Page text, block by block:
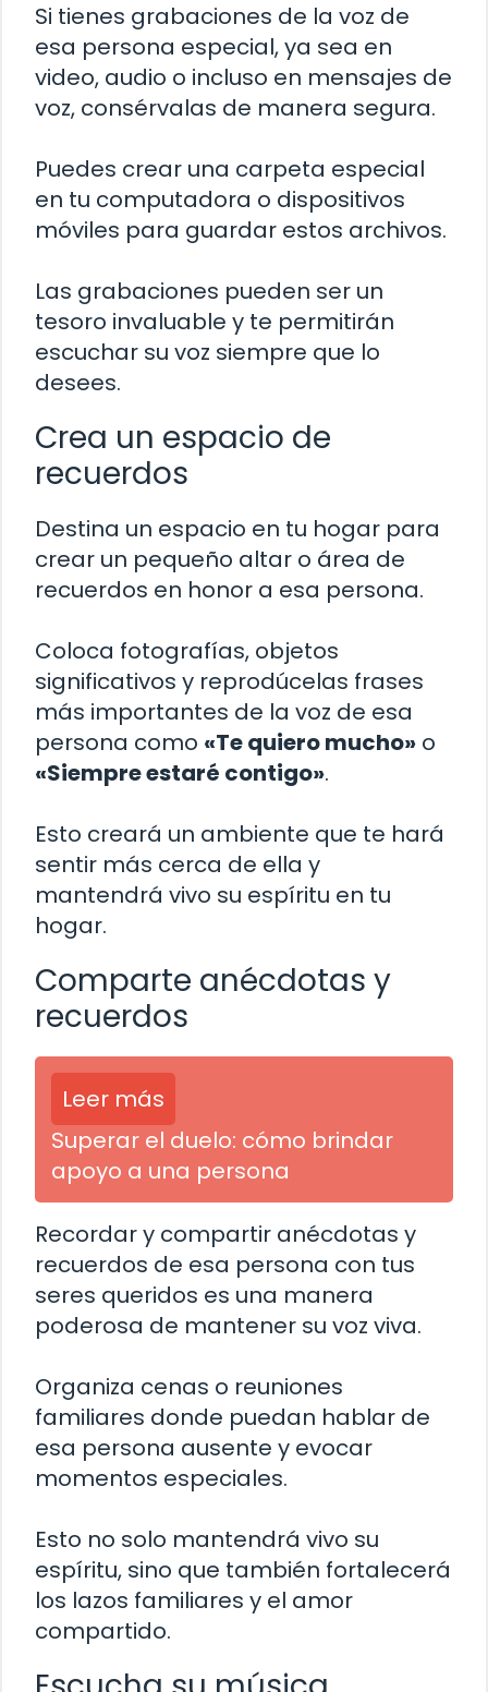
Si tienes grabaciones de la voz de
esa persona especial, ya sea en
video, audio o incluso en mensajes de
voz, consérvalas de manera segura.
Puedes crear una carpeta especial
en tu computadora o dispositivos
móviles para guardar estos archivos.
Las grabaciones pueden ser un
tesoro invaluable y te permitirán
escuchar su voz siempre que lo
desees.
Crea un espacio de
recuerdos
Destina un espacio en tu hogar para
crear un pequeño altar o área de
recuerdos en honor a esa persona.
Coloca fotografías, objetos
significativos y reprodúcelas frases
más importantes de la voz de esa
persona como «Te quiero mucho» o
«Siempre estaré contigo».
Esto creará un ambiente que te hará
sentir más cerca de ella y
mantendrá vivo su espíritu en tu
hogar.
Comparte anécdotas y
recuerdos
Leer más
Superar el duelo: cómo brindar
apoyo a una persona
Recordar y compartir anécdotas y
recuerdos de esa persona con tus
seres queridos es una manera
poderosa de mantener su voz viva.
Organiza cenas o reuniones
familiares donde puedan hablar de
esa persona ausente y evocar
momentos especiales.
Esto no solo mantendrá vivo su
espíritu, sino que también fortalecerá
los lazos familiares y el amor
compartido.